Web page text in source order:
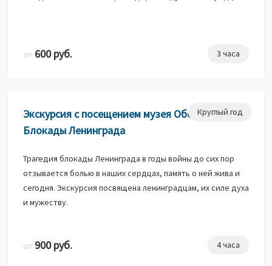
от 600 руб. 3 часа
Круглый год
Экскурсия с посещением музея Обороны и
Блокады Ленинграда
Трагедия блокады Ленинграда в годы войны до сих пор
отзывается болью в наших сердцах, память о ней жива и
сегодня. Экскурсия посвящена ленинградцам, их силе духа
и мужеству.
от 900 руб. 4 часа